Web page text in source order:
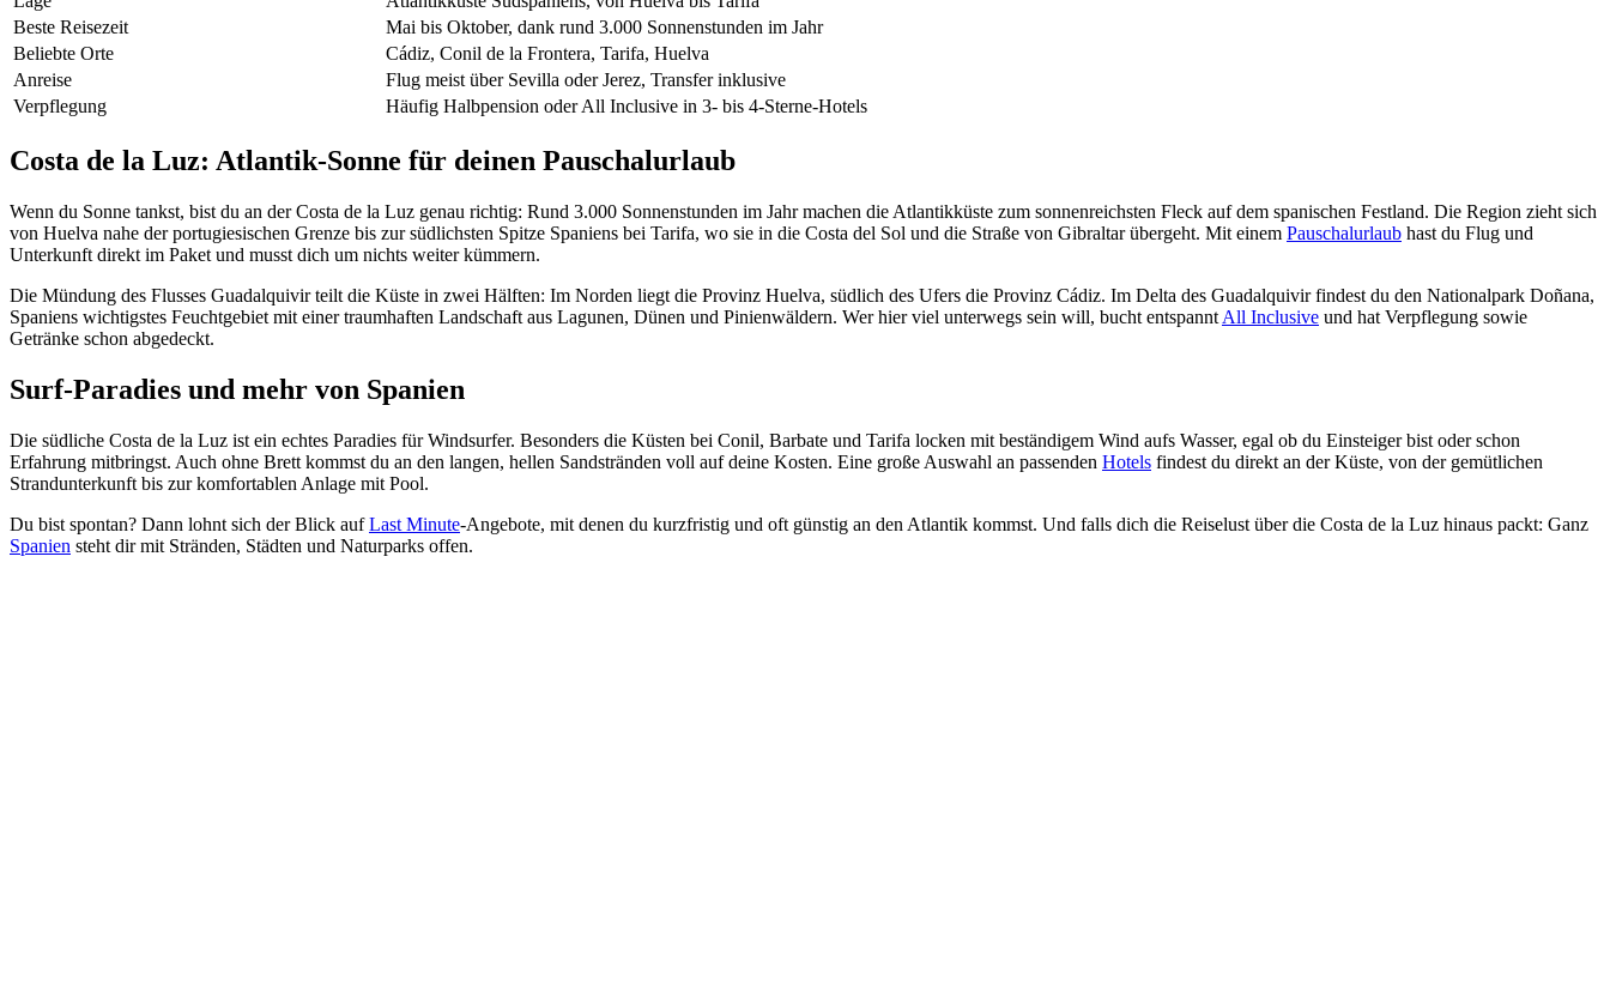
Beste Reisezeit
Mai bis Oktober, dank rund 3.000 Sonnenstunden im Jahr
Beliebte Orte
Cádiz, Conil de la Frontera, Tarifa, Huelva
Anreise
Flug meist über Sevilla oder Jerez, Transfer inklusive
Verpflegung
Häufig Halbpension oder All Inclusive in 3- bis 4-Sterne-Hotels
Costa de la Luz: Atlantik-Sonne für deinen Pauschalurlaub
Wenn du Sonne tankst, bist du an der Costa de la Luz genau richtig: Rund 3.000 Sonnenstunden im Jahr machen die Atlantikküste zum sonnenreichsten Fleck auf dem spanischen Festland. Die Region zieht sich
von Huelva nahe der portugiesischen Grenze bis zur südlichsten Spitze Spaniens bei Tarifa, wo sie in die Costa del Sol und die Straße von Gibraltar übergeht. Mit einem Pauschalurlaub hast du Flug und
Unterkunft direkt im Paket und musst dich um nichts weiter kümmern.
Die Mündung des Flusses Guadalquivir teilt die Küste in zwei Hälften: Im Norden liegt die Provinz Huelva, südlich des Ufers die Provinz Cádiz. Im Delta des Guadalquivir findest du den Nationalpark Doñana,
Spaniens wichtigstes Feuchtgebiet mit einer traumhaften Landschaft aus Lagunen, Dünen und Pinienwäldern. Wer hier viel unterwegs sein will, bucht entspannt All Inclusive und hat Verpflegung sowie
Getränke schon abgedeckt.
Surf-Paradies und mehr von Spanien
Die südliche Costa de la Luz ist ein echtes Paradies für Windsurfer. Besonders die Küsten bei Conil, Barbate und Tarifa locken mit beständigem Wind aufs Wasser, egal ob du Einsteiger bist oder schon
Erfahrung mitbringst. Auch ohne Brett kommst du an den langen, hellen Sandstränden voll auf deine Kosten. Eine große Auswahl an passenden Hotels findest du direkt an der Küste, von der gemütlichen
Strandunterkunft bis zur komfortablen Anlage mit Pool.
Du bist spontan? Dann lohnt sich der Blick aufLast Minute-Angebote, mit denen du kurzfristig und oft günstig an den Atlantik kommst. Und falls dich die Reiselust über die Costa de la Luz hinaus packt: Ganz
Spanien steht dir mit Stränden, Städten und Naturparks offen.